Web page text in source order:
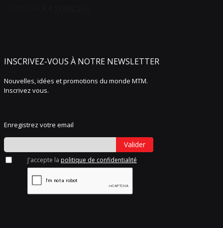
INSCRIVEZ-VOUS À NOTRE NEWSLETTER
Nouvelles, idées et promotions du monde MTM.
Inscrivez vous.
Enregistrez votre email
Valider
J'accepte la politique de confidentialité